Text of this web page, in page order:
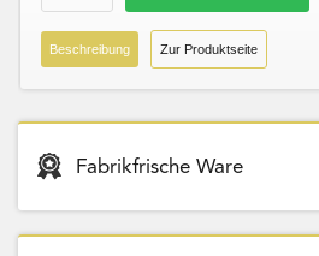
Beschreibung Zur Produktseite
Fabrikfrische Ware